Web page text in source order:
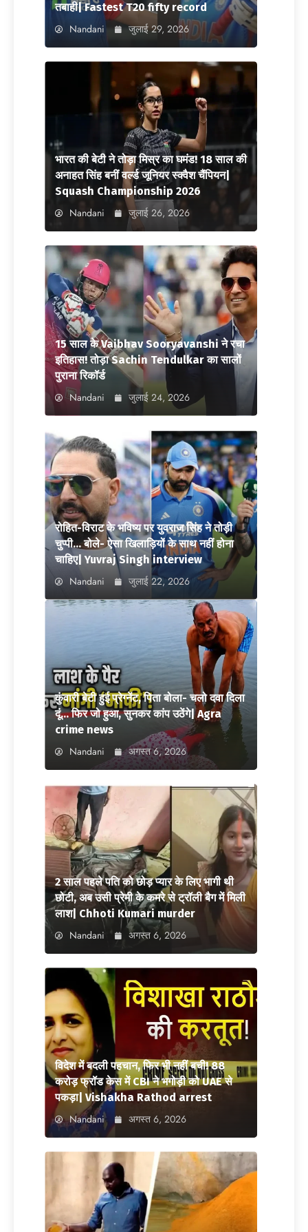
तबाही| Fastest T20 fifty record
Nandani जुलाई 29, 2026
भारत की बेटी ने तोड़ा मिस्र का घमंड! 18 साल की
अनाहत सिंह बनीं वर्ल्ड जूनियर स्क्वैश चैंपियन|
Squash Championship 2026
Nandani जुलाई 26, 2026
15 साल के Vaibhav Sooryavanshi ने रचा
इतिहास! तोड़ा Sachin Tendulkar का सालों
पुराना रिकॉर्ड
Nandani जुलाई 24, 2026
रोहित-विराट के भविष्य पर युवराज सिंह ने तोड़ी
चुप्पी… बोले- ऐसा खिलाड़ियों के साथ नहीं होना
चाहिए| Yuvraj Singh interview
Nandani जुलाई 22, 2026
कुंवारी बेटी हुई प्रेग्नेंट, पिता बोला- चलो दवा दिला
दूं… फिर जो हुआ, सुनकर कांप उठेंगे| Agra
crime news
Nandani अगस्त 6, 2026
2 साल पहले पति को छोड़ प्यार के लिए भागी थी
छोटी, अब उसी प्रेमी के कमरे से ट्रॉली बैग में मिली
लाश| Chhoti Kumari murder
Nandani अगस्त 6, 2026
विदेश में बदली पहचान, फिर भी नहीं बची! 88
करोड़ फ्रॉड केस में CBI ने भगोड़ी को UAE से
पकड़ा| Vishakha Rathod arrest
Nandani अगस्त 6, 2026